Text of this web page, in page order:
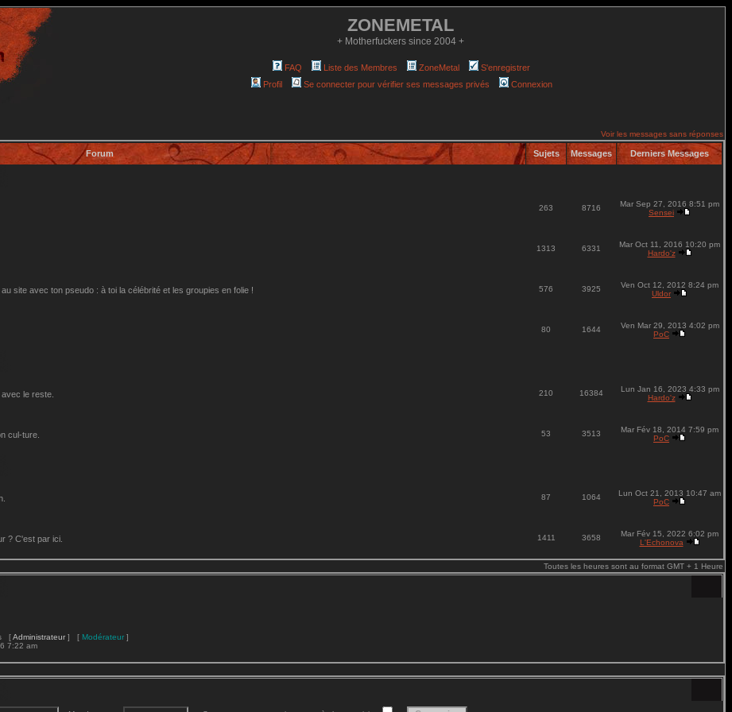
ZONEMETAL
+ Motherfuckers since 2004 +
FAQ Liste des Membres ZoneMetal
S'enregistrer
Profil
Se connecter pour vérifier ses messages privés Connexion
Voir les messages sans réponses
Forum Sujets Messages Derniers Messages
263 8716
Mar Sep 27, 2016 8:51 pm
Sensei
1313 6331
Mar Oct 11, 2016 10:20 pm
Hardo'z
site avec ton pseudo : à toi la célébrité et les groupies en folie ! 576 3925
Ven Oct 12, 2012 8:24 pm
Uldor
80 1644
Ven Mar 29, 2013 4:02 pm
PoC
le reste. 210 16384
Lun Jan 16, 2023 4:33 pm
Hardo'z
cul-ture. 53 3513
Mar Fév 18, 2014 7:59 pm
PoC
87 1064
Lun Oct 21, 2013 10:47 am
PoC
? C'est par ici. 1411 3658
Mar Fév 15, 2022 6:02 pm
L'Echonova
Toutes les heures sont au format GMT + 1 Heure
[Administrateur ] [ Modérateur ]
7:22 am